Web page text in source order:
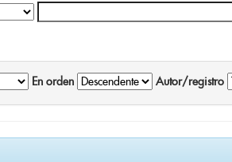
En orden Autor/registro